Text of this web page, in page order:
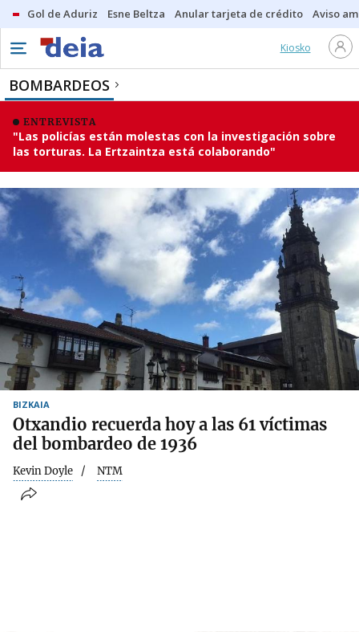
Gol de Aduriz Esne Beltza Anular tarjeta de crédito Aviso
Kiosko
BOMBARDEOS
ENTREVISTA
"Las policías están molestas con la investigación sobre
las torturas. La Ertzaintza está colaborando"
BIZKAIA
Otxandio recuerda hoy a las 61 víctimas
del bombardeo de 1936
Kevin Doyle NTM